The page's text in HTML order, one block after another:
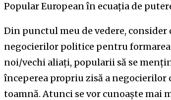
Popular European în ecuația de
Din punctul meu de vedere,
negocierilor politice pentru
noi/vechi aliați, popularii să se
începerea propriu zisă a negocierilor
toamnă. Atunci se vor cunoaște